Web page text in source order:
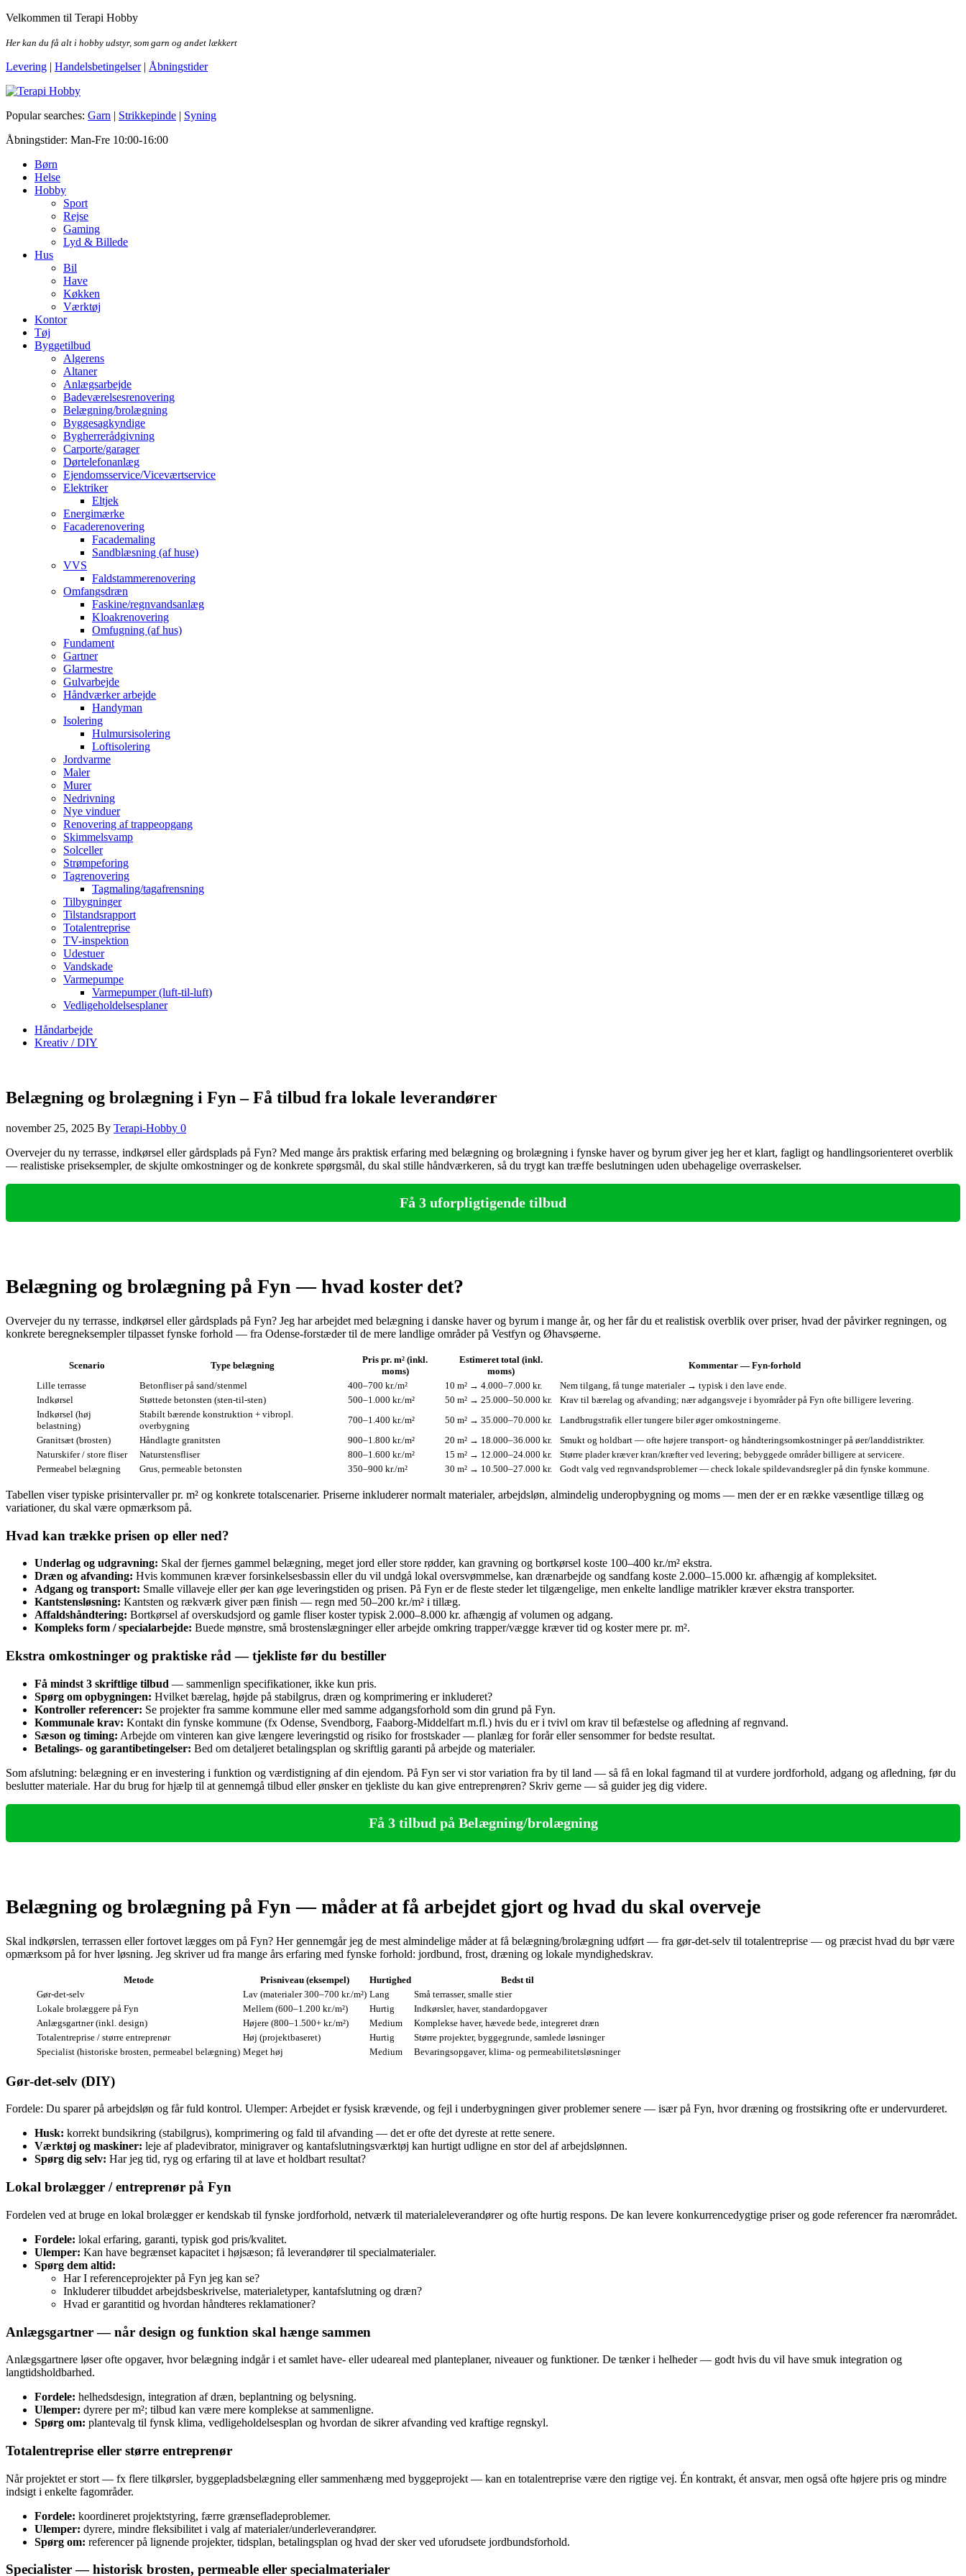
Skip
the
Velkommen til Terapi Hobby
Her kan du få alt i hobby udstyr, som garn og andet lækkert
Levering | Handelsbetingelser| Åbningstider
Terapi Hobby
Popular searches: Garn | Strikkepinde | Syning
Åbningstider: Man-Fre 10:00-16:00
Børn
Helse
Hobby
Sport
Rejse
Gaming
Lyd & Billede
Hus
Bil
Have
Køkken
Værktøj
Kontor
Tøj
Byggetilbud
Algerens
Altaner
Anlægsarbejde
Badeværelsesrenovering
Belægning/brolægning
Byggesagkyndige
Bygherrerådgivning
Carporte/garager
Dørtelefonanlæg
Ejendomsservice/Viceværtservice
Elektriker
Eltjek
Energimærke
Facaderenovering
Facademaling
Sandblæsning (af huse)
VVS
Faldstammerenovering
Omfangsdræn
Faskine/regnvandsanlæg
Kloakrenovering
Omfugning (af hus)
Fundament
Gartner
Glarmestre
Gulvarbejde
Håndværker arbejde
Handyman
Isolering
Hulmursisolering
Loftisolering
Jordvarme
Maler
Murer
Nedrivning
Nye vinduer
Renovering af trappeopgang
Skimmelsvamp
Solceller
Strømpeforing
Tagrenovering
Tagmaling/tagafrensning
Tilbygninger
Tilstandsrapport
Totalentreprise
TV-inspektion
Udestuer
Vandskade
Varmepumpe
Varmepumper (luft-til-luft)
Vedligeholdelsesplaner
Håndarbejde
Kreativ / DIY
Belægning og brolægning i Fyn – Få tilbud fra lokale leverandører
november 25, 2025 By Terapi-Hobby 0
Overvejer du ny terrasse, indkørsel eller gårdsplads på Fyn? Med mange års praktisk erfaring med belægning og brolægning i fynske haver og byrum giver jeg her et klart, fagligt og handlingsorienteret overblik
— realistiske priseksempler, de skjulte omkostninger og de konkrete spørgsmål, du skal stille håndværkeren, så du trygt kan træffe beslutningen uden ubehagelige overraskelser.
Få 3 uforpligtigende tilbud
Belægning og brolægning på Fyn — hvad koster det?
Overvejer du ny terrasse, indkørsel eller gårdsplads på Fyn? Jeg har arbejdet med belægning i danske haver og byrum i mange år, og her får du et realistisk overblik over priser, hvad der påvirker regningen, og
konkrete beregneksempler tilpasset fynske forhold — fra Odense‑forstæder til de mere landlige områder på Vestfyn og Øhavsøerne.
Scenario Type belægning
Pris pr. m² (inkl.
moms)
Estimeret total (inkl.
moms)
Kommentar — Fyn‑forhold
Lille terrasse
Betonfliser på sand/stenmel 400–700 kr./m² 10 m² → 4.000–7.000 kr.
Nem tilgang, få tunge materialer → typisk i den lave ende.
Indkørsel
Støttede betonsten (sten‑til‑sten) 500–1.000 kr./m² 50 m² → 25.000–50.000 kr.
Krav til bærelag og afvanding; nær adgangsveje i byområder på Fyn ofte billigere levering.
Indkørsel (høj
belastning)
Stabilt bærende konstruktion + vibropl.
overbygning
700–1.400 kr./m² 50 m² → 35.000–70.000 kr.
Landbrugstrafik eller tungere biler øger omkostningerne.
Granitsæt (brosten)
Håndlagte granitsten 900–1.800 kr./m² 20 m² → 18.000–36.000 kr.
Smukt og holdbart — ofte højere transport‑ og håndteringsomkostninger på øer/landdistrikter.
Naturskifer / store fliser
Naturstensfliser 800–1.600 kr./m² 15 m² → 12.000–24.000 kr.
Større plader kræver kran/kræfter ved levering; bebyggede områder billigere at servicere.
Permeabel belægning
Grus, permeable betonsten 350–900 kr./m² 30 m² → 10.500–27.000 kr. Godt valg ved regnvandsproblemer — check lokale spildevandsregler på din fynske kommune.
Tabellen viser typiske prisintervaller pr. m² og konkrete totalscenarier. Priserne inkluderer normalt materialer, arbejdsløn, almindelig underopbygning og moms — men der er en række væsentlige tillæg og
variationer, du skal være opmærksom på.
Hvad kan trække prisen op eller ned?
Underlag og udgravning: Skal der fjernes gammel belægning, meget jord eller store rødder, kan gravning og bortkørsel koste 100–400 kr./m² ekstra.
Dræn og afvanding: Hvis kommunen kræver forsinkelsesbassin eller du vil undgå lokal oversvømmelse, kan drænarbejde og sandfang koste 2.000–15.000 kr. afhængig af kompleksitet.
Adgang og transport: Smalle villaveje eller øer kan øge leveringstiden og prisen. På Fyn er de fleste steder let tilgængelige, men enkelte landlige matrikler kræver ekstra transporter.
Kantstensløsning: Kantsten og rækværk giver pæn finish — regn med 50–200 kr./m² i tillæg.
Affaldshåndtering: Bortkørsel af overskudsjord og gamle fliser koster typisk 2.000–8.000 kr. afhængig af volumen og adgang.
Kompleks form / specialarbejde: Buede mønstre, små brostenslægninger eller arbejde omkring trapper/vægge kræver tid og koster mere pr. m².
Ekstra omkostninger og praktiske råd — tjekliste før du bestiller
Få mindst 3 skriftlige tilbud — sammenlign specifikationer, ikke kun pris.
Spørg om opbygningen: Hvilket bærelag, højde på stabilgrus, dræn og komprimering er inkluderet?
Kontroller referencer: Se projekter fra samme kommune eller med samme adgangsforhold som din grund på Fyn.
Kommunale krav: Kontakt din fynske kommune (fx Odense, Svendborg, Faaborg‑Middelfart m.fl.) hvis du er i tvivl om krav til befæstelse og afledning af regnvand.
Sæson og timing: Arbejde om vinteren kan give længere leveringstid og risiko for frostskader — planlæg for forår eller sensommer for bedste resultat.
Betalings- og garantibetingelser: Bed om detaljeret betalingsplan og skriftlig garanti på arbejde og materialer.
Som afslutning: belægning er en investering i funktion og værdistigning af din ejendom. På Fyn ser vi stor variation fra by til land — så få en lokal fagmand til at vurdere jordforhold, adgang og afledning, før du
beslutter materiale. Har du brug for hjælp til at gennemgå tilbud eller ønsker en tjekliste du kan give entreprenøren? Skriv gerne — så guider jeg dig videre.
Få 3 tilbud på Belægning/brolægning
Belægning og brolægning på Fyn — måder at få arbejdet gjort og hvad du skal overveje
Skal indkørslen, terrassen eller fortovet lægges om på Fyn? Her gennemgår jeg de mest almindelige måder at få belægning/brolægning udført — fra gør‑det‑selv til totalentreprise — og præcist hvad du bør være
opmærksom på for hver løsning. Jeg skriver ud fra mange års erfaring med fynske forhold: jordbund, frost, dræning og lokale myndighedskrav.
Metode Prisniveau (eksempel) Hurtighed
Bedst til
Gør‑det‑selv
Lav (materialer 300–700 kr./m²) Lang
Små terrasser, smalle stier
Lokale brolæggere på Fyn
Mellem (600–1.200 kr./m²) Hurtig
Indkørsler, haver, standardopgaver
Anlægsgartner (inkl. design)
Højere (800–1.500+ kr./m²) Medium
Komplekse haver, hævede bede, integreret dræn
Totalentreprise / større entreprenør
Høj (projektbaseret) Hurtig
Større projekter, byggegrunde, samlede løsninger
Specialist (historiske brosten, permeabel belægning) Meget høj Medium Bevaringsopgaver, klima‑ og permeabilitetsløsninger
Gør‑det‑selv (DIY)
Fordele: Du sparer på arbejdsløn og får fuld kontrol. Ulemper: Arbejdet er fysisk krævende, og fejl i underbygningen giver problemer senere — især på Fyn, hvor dræning og frostsikring ofte er undervurderet.
Husk: korrekt bundsikring (stabilgrus), komprimering og fald til afvanding — det er ofte det dyreste at rette senere.
Værktøj og maskiner: leje af pladevibrator, minigraver og kantafslutningsværktøj kan hurtigt udligne en stor del af arbejdslønnen.
Spørg dig selv: Har jeg tid, ryg og erfaring til at lave et holdbart resultat?
Lokal brolægger / entreprenør på Fyn
Fordelen ved at bruge en lokal brolægger er kendskab til fynske jordforhold, netværk til materialeleverandører og ofte hurtig respons. De kan levere konkurrencedygtige priser og gode referencer fra nærområdet.
Fordele: lokal erfaring, garanti, typisk god pris/kvalitet.
Ulemper: Kan have begrænset kapacitet i højsæson; få leverandører til specialmaterialer.
Spørg dem altid:
Har I referenceprojekter på Fyn jeg kan se?
Inkluderer tilbuddet arbejdsbeskrivelse, materialetyper, kantafslutning og dræn?
Hvad er garantitid og hvordan håndteres reklamationer?
Anlægsgartner — når design og funktion skal hænge sammen
Anlægsgartnere løser ofte opgaver, hvor belægning indgår i et samlet have- eller udeareal med planteplaner, niveauer og funktioner. De tænker i helheder — godt hvis du vil have smuk integration og
langtidsholdbarhed.
Fordele: helhedsdesign, integration af dræn, beplantning og belysning.
Ulemper: dyrere per m²; tilbud kan være mere komplekse at sammenligne.
Spørg om: plantevalg til fynsk klima, vedligeholdelsesplan og hvordan de sikrer afvanding ved kraftige regnskyl.
Totalentreprise eller større entreprenør
Når projektet er stort — fx flere tilkørsler, byggepladsbelægning eller sammenhæng med byggeprojekt — kan en totalentreprise være den rigtige vej. Én kontrakt, ét ansvar, men også ofte højere pris og mindre
indsigt i enkelte fagområder.
Fordele: koordineret projektstyring, færre grænsefladeproblemer.
Ulemper: dyrere, mindre fleksibilitet i valg af materialer/underleverandører.
Spørg om: referencer på lignende projekter, tidsplan, betalingsplan og hvad der sker ved uforudsete jordbundsforhold.
Specialister — historisk brosten, permeable eller specialmaterialer